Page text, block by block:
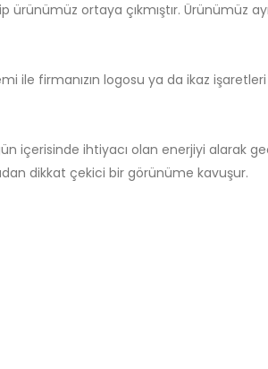
ortaya çıkmıştır. Ürünümüz
ile firmanızın logosu ya da ikaz
içerisinde ihtiyacı olan enerjiyi alarak
dikkat çekici bir görünüme kavuşur.